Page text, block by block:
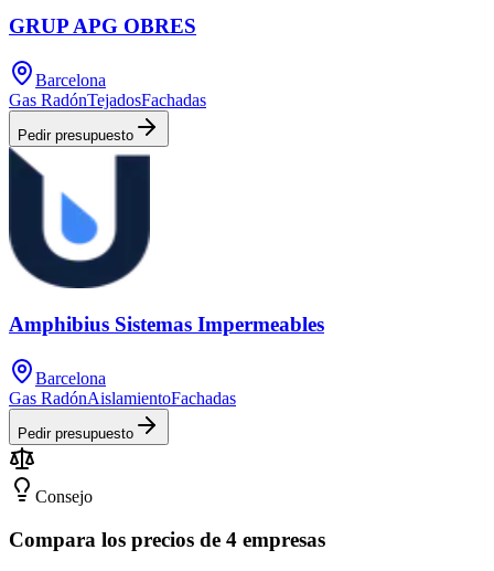
GRUP APG OBRES
Barcelona
Gas RadónTejadosFachadas
Pedir presupuesto
Amphibius Sistemas Impermeables
Barcelona
Gas RadónAislamientoFachadas
Pedir presupuesto
Consejo
Compara los precios de 4 empresas